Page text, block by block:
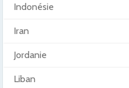
Indonésie
Iran
Jordanie
Liban